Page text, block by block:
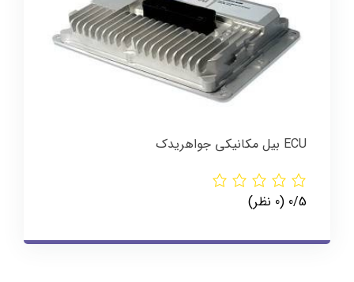
ECU بیل مکانیکی جواهریدک
‫0/5 ‫(0 نظر)